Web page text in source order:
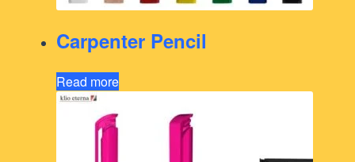
Carpenter Pencil
Read more